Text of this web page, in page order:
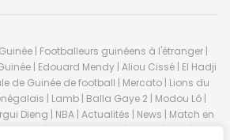
| Footballeurs guinéens à l'étranger |
| Edouard Mendy | Aliou Cissé | El Hadji
de Guinée de football | Mercato | Lions du
| Lamb | Balla Gaye 2 | Modou Lô |
Dieng | NBA | Actualités | News | Match en
| Premier League | Ligue 1 | Liga | Serie